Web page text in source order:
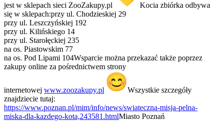
jest w sklepach sieci ZooZakupy.pl
Kocia zbiórka odbywa
się w sklepach:przy ul. Chodzieskiej 29
przy ul. Leszczyńskiej 192
przy ul. Kilińskiego 14
przy ul. Starołęckiej 235
na os. Piastowskim 77
na os. Pod Lipami 104Wsparcie można przekazać także poprzez
zakupy online za pośrednictwem strony
internetowej www.zoozakupy.pl
Wszystkie szczegóły
znajdziecie tutaj:
https://www.poznan.pl/mim/info/news/swiateczna-misja-pelna-
miska-dla-kazdego-kota,243581.htmlMiasto Poznań